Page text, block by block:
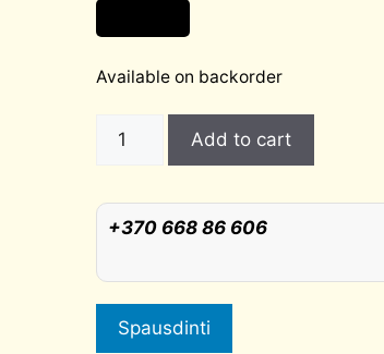
Available on backorder
Grindjuostė
cm,
skandinaviškas
Add to cart
+370 668 86 606
Spausdinti